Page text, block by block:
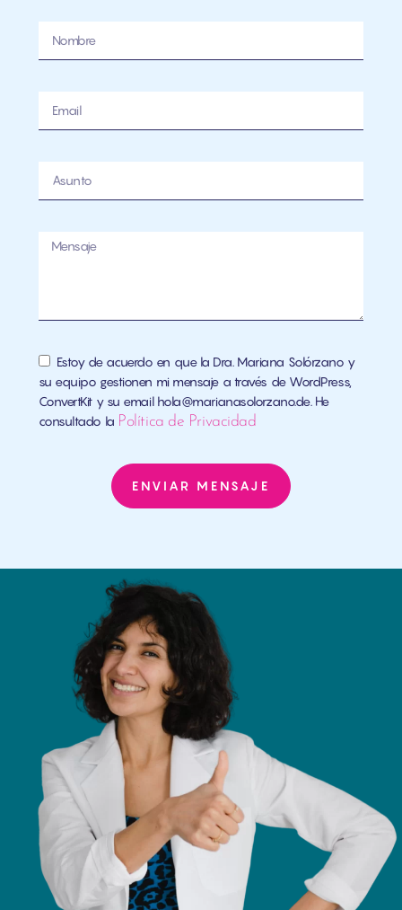
Estoy de acuerdo en que la Dra. Mariana Solórzano y
su equipo gestionen mi mensaje a través de WordPress,
ConvertKit y su email hola@marianasolorzano.de. He
consultado la Política de Privacidad
ENVIAR MENSAJE